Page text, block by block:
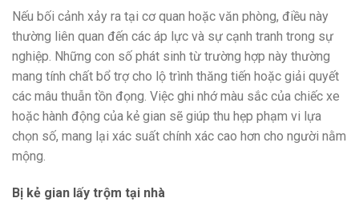
Nếu bối cảnh xảy ra tại cơ quan hoặc văn phòng, điều này
thường liên quan đến các áp lực và sự cạnh tranh trong sự
nghiệp. Những con số phát sinh từ trường hợp này thường
mang tính chất bổ trợ cho lộ trình thăng tiến hoặc giải quyết
các mâu thuẫn tồn đọng. Việc ghi nhớ màu sắc của chiếc xe
hoặc hành động của kẻ gian sẽ giúp thu hẹp phạm vi lựa
chọn số, mang lại xác suất chính xác cao hơn cho người nằm
mộng.
Bị kẻ gian lấy trộm tại nhà